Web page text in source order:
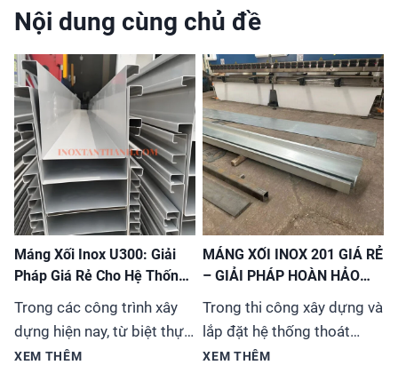
Nội dung cùng chủ đề
Máng Xối Inox U300: Giải
Pháp Giá Rẻ Cho Hệ Thống
Trong các công trình xây
dựng hiện nay, từ biệt thự,
nhà phố đến các tòa nhà
XEM THÊM
MÁNG XỐI INOX 201 GIÁ RẺ
– GIẢI PHÁP HOÀN HẢO
CHO MỌI CÔNG TRÌNH
Trong thi công xây dựng và
lắp đặt hệ thống thoát
nước, việc lựa chọn vật liệu
XEM THÊM